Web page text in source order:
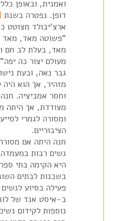
ואמנית, ובאופן
דופן. נפטרה בשנת
ארצ'יבולד מצוטט
"פשוטה מאד, מאד
מאד, בעלת לב חם
מעולם יצור כה
גבר נאה, ובעת
מזהיר, אך הוא
וחסר אמביציה.
מצודדת, אך היתה
ומסורה לגמרי
הציבוריים.
חנה היתה אם
נשים רבות
היא הקימה בתי
בשכנות לבתים
פעילה בסיוע
ב-איסט אנד של
נוספות לקידום